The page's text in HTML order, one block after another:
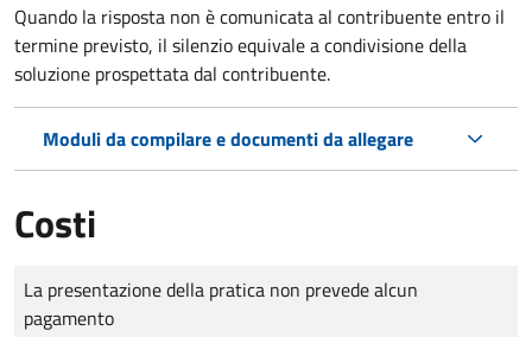
Quando la risposta non è comunicata al contribuente entro il
termine previsto, il silenzio equivale a condivisione della
soluzione prospettata dal contribuente.
Moduli da compilare e documenti da allegare
Costi
Tipo di pagamento
Importo
La presentazione della pratica non prevede alcun
pagamento